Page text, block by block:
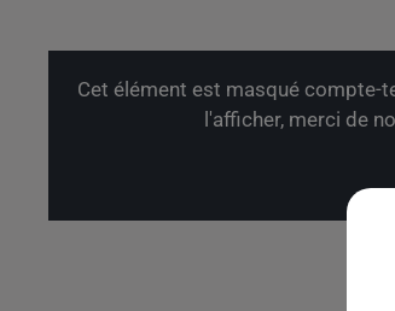
Cet élément est masqué compte-
l'afficher, merci de